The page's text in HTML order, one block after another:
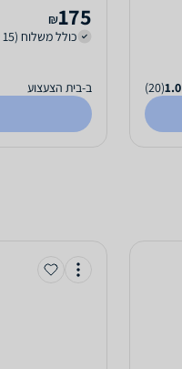
1.0
(20)
175
₪
כולל משלוח (15 ₪)
ב-בית הצעצוע